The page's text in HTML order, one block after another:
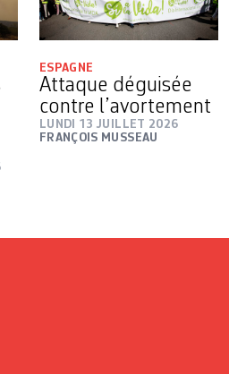
ESPAGNE
Attaque déguisée
contre l’avortement
LUNDI 13 JUILLET 2026
FRANÇOIS MUSSEAU